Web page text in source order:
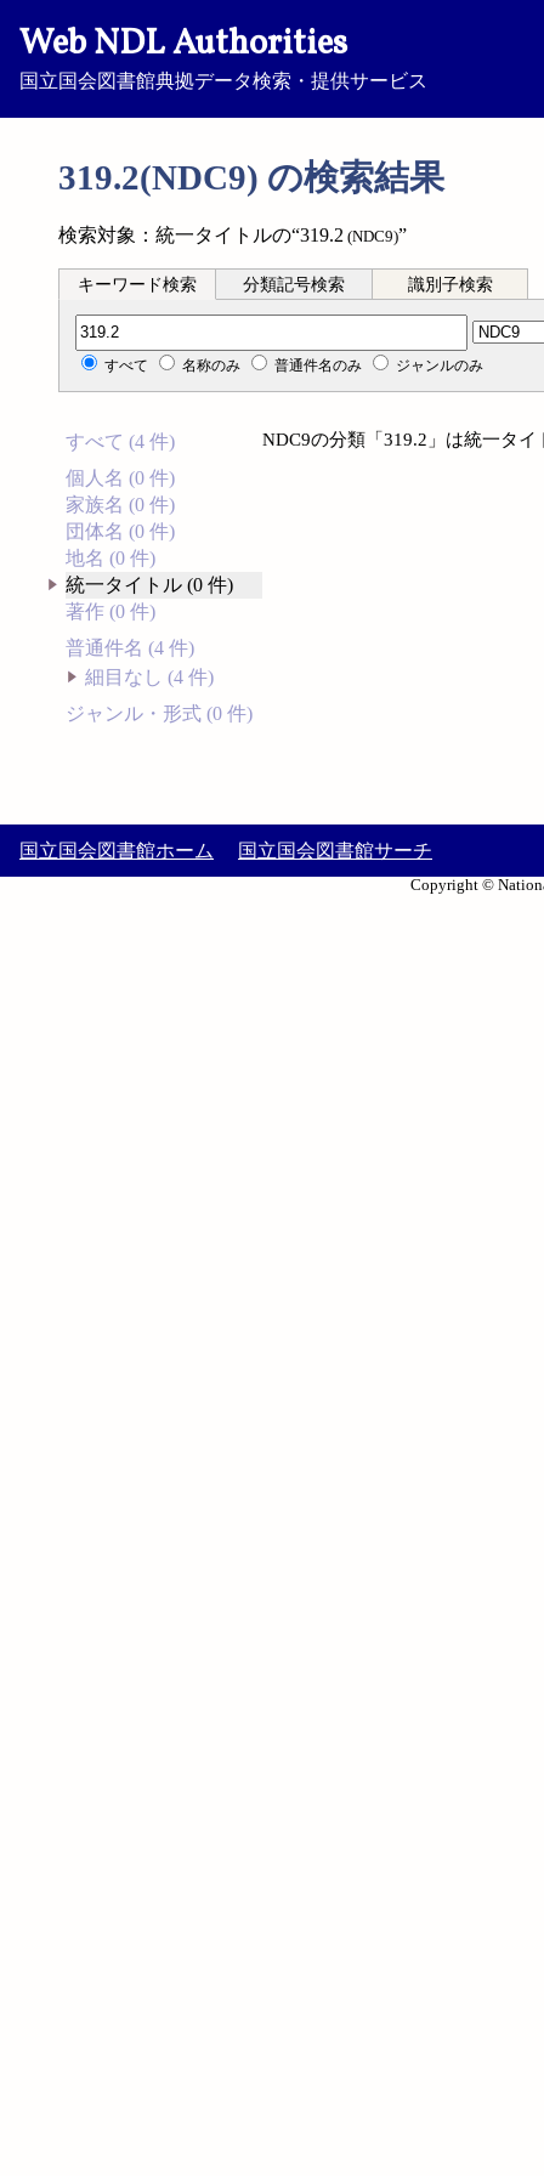
Web NDL Authorities
国立国会図書館典拠データ検索・提供サービス
319.2(NDC9) の検索結果
検索対象：統一タイトルの“319.2 (NDC9)”
キーワード検索 分類記号検索 識別子検索
分類記号検索
すべて 名称のみ 普通件名のみ ジャンルのみ
すべて (4 件)
個人名 (0 件)
家族名 (0 件)
団体名 (0 件)
地名 (0 件)
統一タイトル (0 件)
著作 (0 件)
普通件名 (4 件)
細目なし (4 件)
ジャンル・形式 (0 件)
NDC9の分類「319.2」は統一タ
国立国会図書館ホーム 国立国会図書館サーチ
Copyright ©